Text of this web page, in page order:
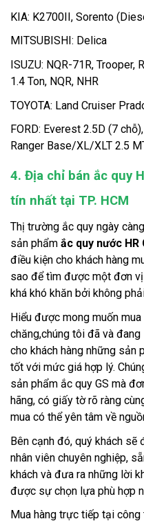
KIA: K2700II, Sorento
MITSUBISHI: Delica
ISUZU: NQR-71R, Trooper,
1.4 Ton, NQR, NHR
TOYOTA: Land Cruiser
FORD: Everest 2.5D (7
Ranger Base/XL/XLT 2.5
4. Địa chỉ bán ắc quy
tín nhất tại TP. HCM
Thị trường ắc quy ngày
sản phẩm ắc quy nước HR
điều kiện cho khách hàng
sao để tìm được một đơn
khá khó khăn bởi không
Hiểu được mong muốn
chăng,chúng tôi đã và
cho khách hàng những sản
tốt với mức giá hợp lý.
sản phẩm ắc quy GS mà
hãng, có giấy tờ rõ ràng
mua có thể yên tâm về
Bên cạnh đó, quý khách
nhân viên chuyên nghiệp,
khách và đưa ra những lời
được sự chọn lựa phù hợp
Mua hàng trực tiếp tại